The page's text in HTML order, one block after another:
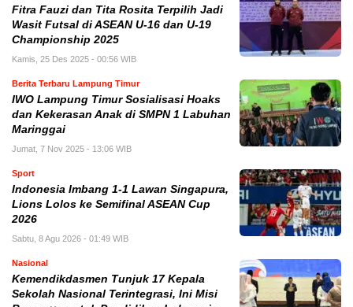
Fitra Fauzi dan Tita Rosita Terpilih Jadi
Wasit Futsal di ASEAN U-16 dan U-19
Championship 2025
Kamis, 25 Des 2025 - 00:56 WIB
Berita Terbaru Lampung Timur
IWO Lampung Timur Sosialisasi Hoaks
dan Kekerasan Anak di SMPN 1 Labuhan
Maringgai
Jumat, 7 Nov 2025 - 13:06 WIB
Sport
Indonesia Imbang 1-1 Lawan Singapura,
Lions Lolos ke Semifinal ASEAN Cup
2026
Sabtu, 8 Agu 2026 - 01:49 WIB
Nasional
Kemendikdasmen Tunjuk 17 Kepala
Sekolah Nasional Terintegrasi, Ini Misi